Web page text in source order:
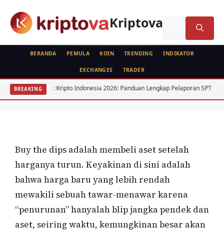
Kriptova
BERANDA PEMULA KOIN TRENDING INDIKATOR
EXCHANGES TRADER
BREAKING
Pajak Kripto Indonesia 2026: Panduan Lengkap Pelaporan SPT 15
KRIPTO
Buy The Dips
Buy the dips adalah membeli aset setelah
harganya turun. Keyakinan di sini adalah
bahwa harga baru yang lebih rendah
mewakili sebuah tawar-menawar karena
“penurunan” hanyalah blip jangka pendek dan
aset, seiring waktu, kemungkinan besar akan